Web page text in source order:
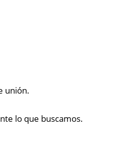
unión.
lo que buscamos.